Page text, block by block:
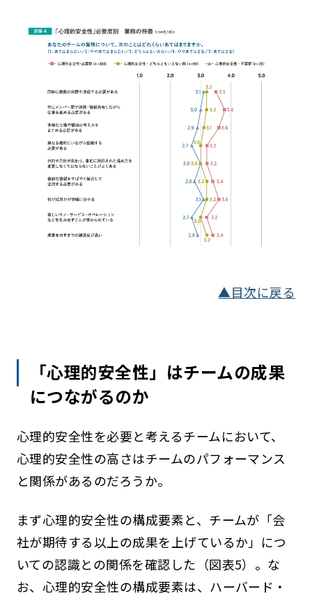
▲目次に戻る
「心理的安全性」はチームの成果
につながるのか
心理的安全性を必要と考えるチームにおいて、
心理的安全性の高さはチームのパフォーマンス
と関係があるのだろうか。
まず心理的安全性の構成要素と、チームが「会
社が期待する以上の成果を上げているか」につ
いての認識との関係を確認した（図表5）。な
お、心理的安全性の構成要素は、ハーバード・